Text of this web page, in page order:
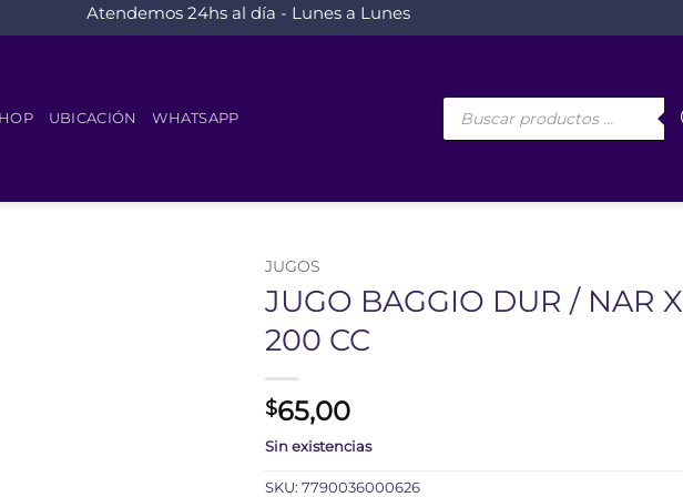
Atendemos 24hs al día - Lunes a Lunes
UBICACIÓN WHATSAPP
Búsqueda
JUGOS
JUGO BAGGIO DUR / NAR X
200 CC
$65,00
Sin existencias
SKU: 7790036000626